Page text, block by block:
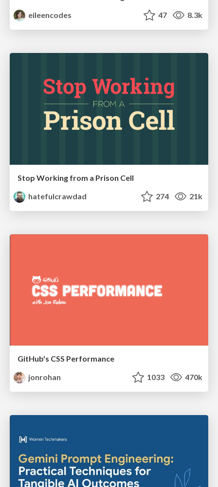
eileencodes
47 8.3k
Stop Working from a Prison Cell
hatefulcrawdad
274 21k
GitHub's CSS Performance
jonrohan
1033 470k